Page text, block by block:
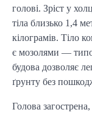
голові. Зріст у
тіла близько 1,4
кілограмів. Тіло
є мозолями —
будова дозволяє
ґрунту без
Голова